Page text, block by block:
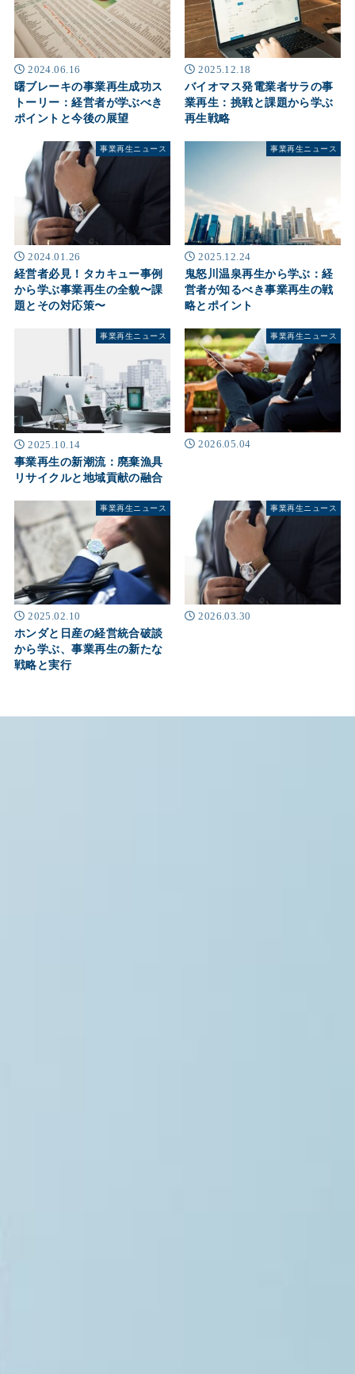
2024.06.16
曙ブレーキの事業再生成功ス
トーリー：経営者が学ぶべき
ポイントと今後の展望
2025.12.18
バイオマス発電業者サラの事
業再生：挑戦と課題から学ぶ
再生戦略
事業再生ニュース
2024.01.26
経営者必見！タカキュー事例
から学ぶ事業再生の全貌〜課
題とその対応策〜
事業再生ニュース
2025.12.24
鬼怒川温泉再生から学ぶ：経
営者が知るべき事業再生の戦
略とポイント
事業再生ニュース
2025.10.14
事業再生の新潮流：廃棄漁具
リサイクルと地域貢献の融合
事業再生ニュース
2026.05.04
事業再生ニュース
2025.02.10
ホンダと日産の経営統合破談
から学ぶ、事業再生の新たな
戦略と実行
事業再生ニュース
2026.03.30